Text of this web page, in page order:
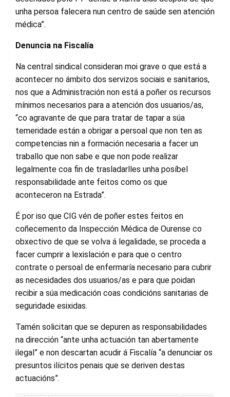
unha persoa falecera nun centro de saúde sen atención
médica”.
Denuncia na Fiscalía
Na central sindical consideran moi grave o que está a
acontecer no ámbito dos servizos sociais e sanitarios,
nos que a Administración non está a poñer os recursos
mínimos necesarios para a atención dos usuarios/as,
“co agravante de que para tratar de tapar a súa
temeridade están a obrigar a persoal que non ten as
competencias nin a formación necesaria a facer un
traballo que non sabe e que non pode realizar
legalmente coa fin de trasladarlles unha posíbel
responsabilidade ante feitos como os que
aconteceron na Estrada”.
É por iso que CIG vén de poñer estes feitos en
coñecemento da Inspección Médica de Ourense co
obxectivo de que se volva á legalidade, se proceda a
facer cumprir a lexislación e para que o centro
contrate o persoal de enfermaría necesario para cubrir
as necesidades dos usuarios/as e para que poidan
recibir a súa medicación coas condicións sanitarias de
seguridade esixidas.
Tamén solicitan que se depuren as responsabilidades
na dirección “ante unha actuación tan abertamente
ilegal” e non descartan acudir á Fiscalía “a denunciar os
presuntos ilícitos penais que se deriven destas
actuacións”.